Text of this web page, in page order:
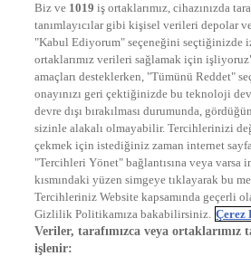
STAR
EURO STAR
KRAL POP TV
DYG Radyolar
NTV RADYO
KRAL FM
KRAL POP
EKSEN
VOYAGE
DYG Dijital
ntv.com.tr
ntvspor.net
secim.ntv.com.tr
startv.com.tr
kralmuzik.com.tr
Biz ve 1019 iş ortaklarımız, cihazınızda
tanımlayıcılar gibi kişisel verileri depolar
"Kabul Ediyorum" seçeneğini seçtiğinizde
ortaklarımız verileri sağlamak için
amaçları desteklerken, "Tümünü Reddet"
onayınızı geri çektiğinizde bu teknoloji
devre dışı bırakılması durumunda,
sizinle alakalı olmayabilir. Tercihlerinizi
çekmek için istediğiniz zaman internet
"Tercihleri Yönet" bağlantısına veya varsa
kısmındaki yüzen simgeye tıklayarak bu
Tercihleriniz Website kapsamında geçerli
Gizlilik Politikamıza bakabilirsiniz. Çerez
Veriler, tarafımızca veya ortaklarımız
işlenir: